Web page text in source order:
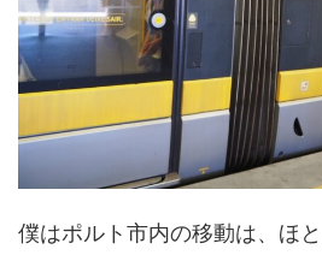
僕はポルト市内の移動は、ほ